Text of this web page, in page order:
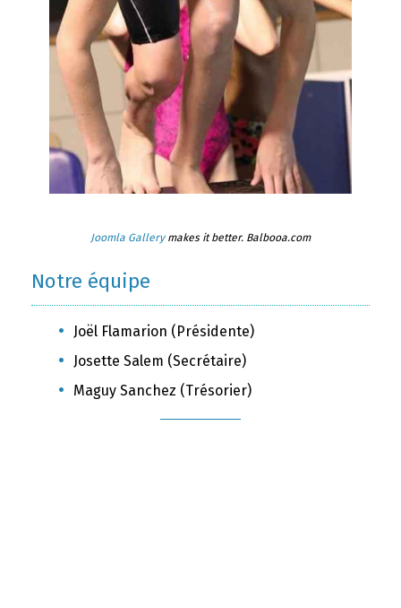
Joomla Gallerymakes it better. Balbooa.com
Notre équipe
Joël Flamarion (Présidente)
Josette Salem (Secrétaire)
Maguy Sanchez (Trésorier)